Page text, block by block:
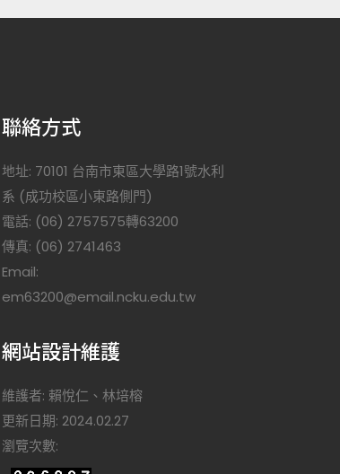
聯絡方式
地址: 70101 台南市東區大學路1號水利
系 (成功校區小東路側門)
電話: (06) 2757575轉63200
傳真: (06) 2741463
Email:
em63200@email.ncku.edu.tw
網站設計維護
維護者: 賴悅仁、林培榕
更新日期: 2024.02.27
瀏覽次數: